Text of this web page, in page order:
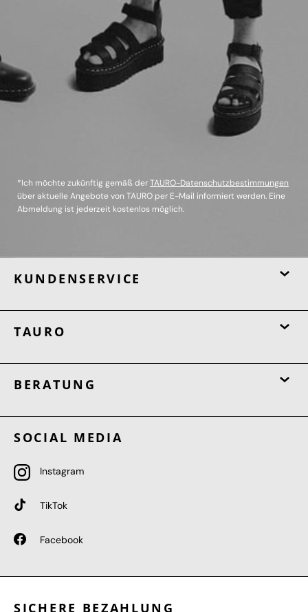
*Ich möchte zukünftig gemäß derTAURO-Datenschutzbestimmungen
über aktuelle Angebote von TAURO per E-Mail informiert werden. Eine
Abmeldung ist jederzeit kostenlos möglich.
KUNDENSERVICE
TAURO
BERATUNG
SOCIAL MEDIA
Instagram
TikTok
Facebook
SICHERE BEZAHLUNG